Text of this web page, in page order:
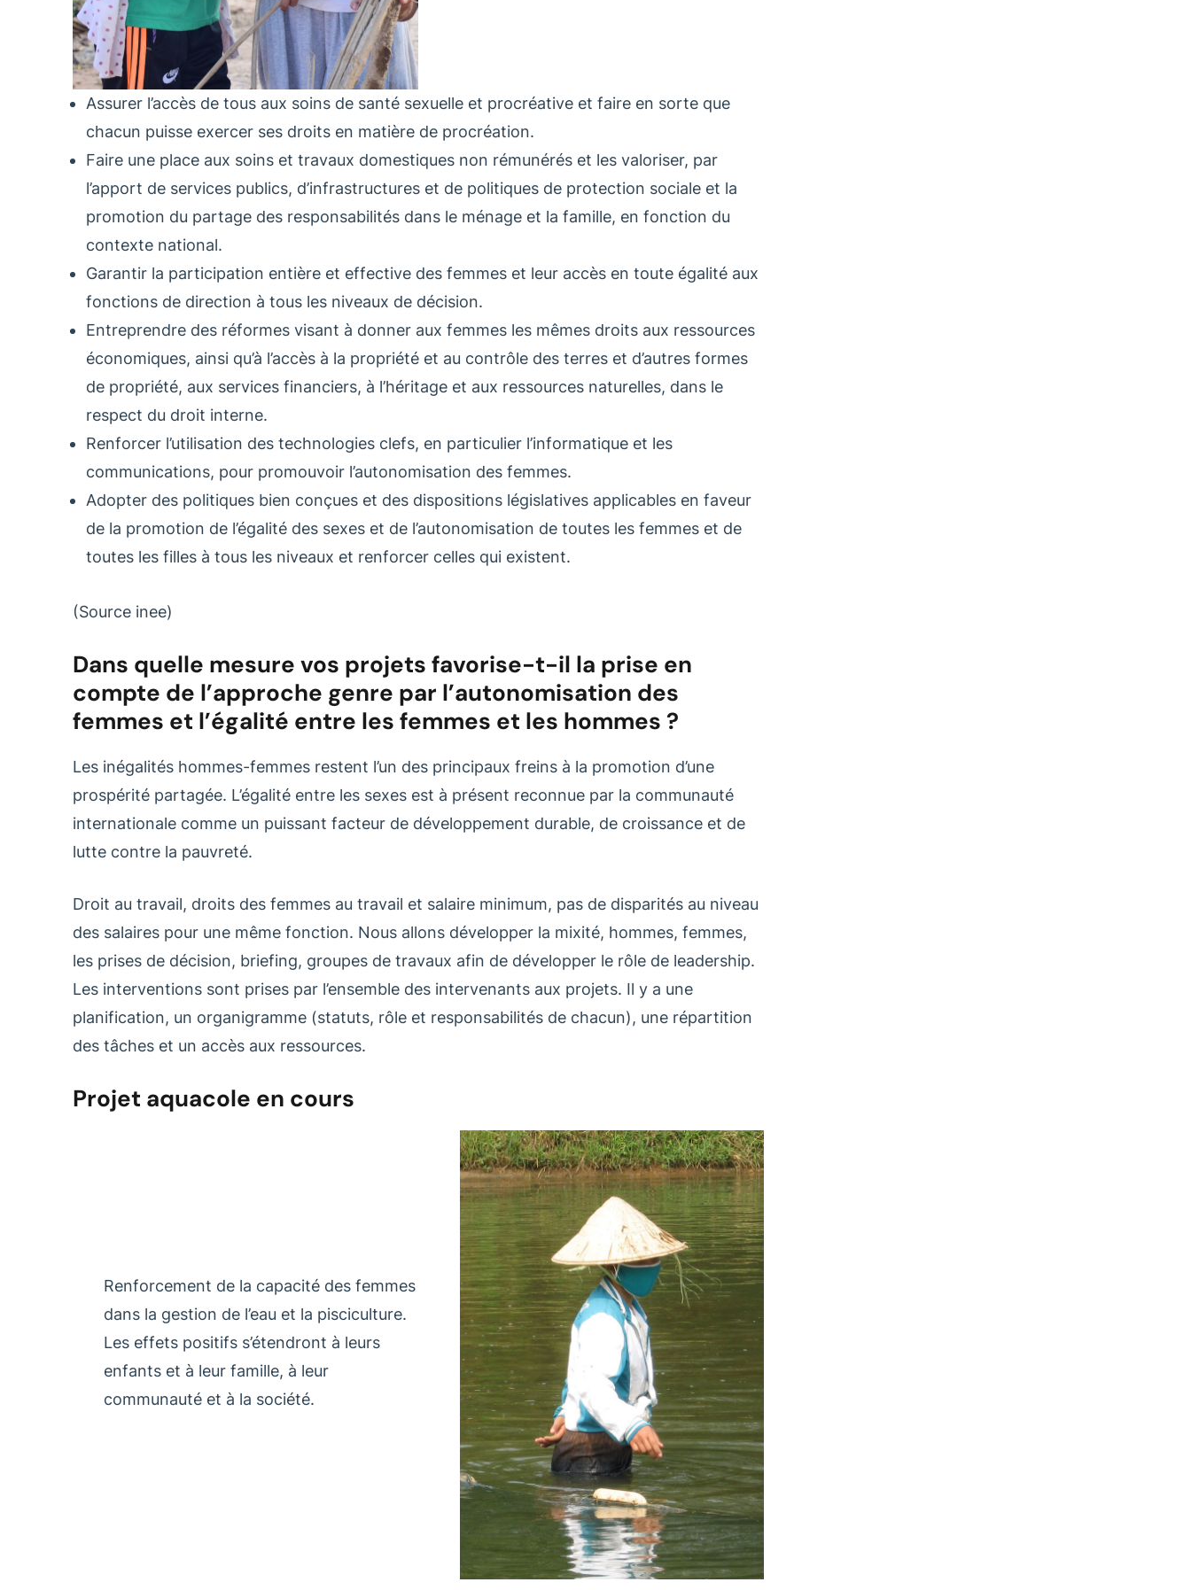
Assurer l’accès de tous aux soins de santé sexuelle et procréative et faire en sorte que
chacun puisse exercer ses droits en matière de procréation.
Faire une place aux soins et travaux domestiques non rémunérés et les valoriser, par
l’apport de services publics, d’infrastructures et de politiques de protection sociale et la
promotion du partage des responsabilités dans le ménage et la famille, en fonction du
contexte national.
Garantir la participation entière et effective des femmes et leur accès en toute égalité aux
fonctions de direction à tous les niveaux de décision.
Entreprendre des réformes visant à donner aux femmes les mêmes droits aux ressources
économiques, ainsi qu’à l’accès à la propriété et au contrôle des terres et d’autres formes
de propriété, aux services financiers, à l’héritage et aux ressources naturelles, dans le
respect du droit interne.
Renforcer l’utilisation des technologies clefs, en particulier l’informatique et les
communications, pour promouvoir l’autonomisation des femmes.
Adopter des politiques bien conçues et des dispositions législatives applicables en faveur
de la promotion de l’égalité des sexes et de l’autonomisation de toutes les femmes et de
toutes les filles à tous les niveaux et renforcer celles qui existent.
(Source inee)
Dans quelle mesure vos projets favorise-t-il la prise en
compte de l’approche genre par l’autonomisation des
femmes et l’égalité entre les femmes et les hommes ?
Les inégalités hommes-femmes restent l’un des principaux freins à la promotion d’une
prospérité partagée. L’égalité entre les sexes est à présent reconnue par la communauté
internationale comme un puissant facteur de développement durable, de croissance et de
lutte contre la pauvreté.
Droit au travail, droits des femmes au travail et salaire minimum, pas de disparités au niveau
des salaires pour une même fonction. Nous allons développer la mixité, hommes, femmes,
les prises de décision, briefing, groupes de travaux afin de développer le rôle de leadership.
Les interventions sont prises par l’ensemble des intervenants aux projets. Il y a une
planification, un organigramme (statuts, rôle et responsabilités de chacun), une répartition
des tâches et un accès aux ressources.
Projet aquacole en cours
Renforcement de la capacité des femmes
dans la gestion de l’eau et la pisciculture.
Les effets positifs s’étendront à leurs
enfants et à leur famille, à leur
communauté et à la société.